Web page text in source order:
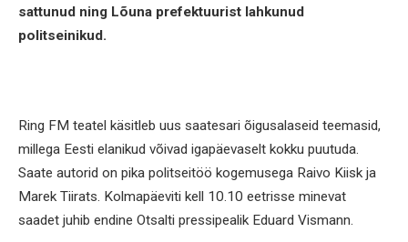
sattunud ning Lõuna prefektuurist lahkunud
politseinikud.
Ring FM teatel käsitleb uus saatesari õigusalaseid teemasid,
millega Eesti elanikud võivad igapäevaselt kokku puutuda.
Saate autorid on pika politseitöö kogemusega Raivo Kiisk ja
Marek Tiirats. Kolmapäeviti kell 10.10 eetrisse minevat
saadet juhib endine Otsalti pressipealik Eduard Vismann.